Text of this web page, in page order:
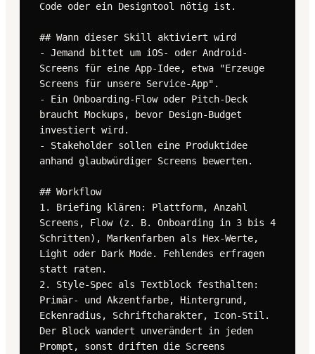
Code oder ein Designtool nötig ist.
## Wann dieser Skill aktiviert wird
- Jemand bittet um iOS- oder Android-
Screens für eine App-Idee, etwa "Erzeuge
Screens für unsere Service-App".
- Ein Onboarding-Flow oder Pitch-Deck
braucht Mockups, bevor Design-Budget
investiert wird.
- Stakeholder sollen eine Produktidee
anhand glaubwürdiger Screens bewerten.
## Workflow
1. Briefing klären: Plattform, Anzahl
Screens, Flow (z. B. Onboarding in 3 bis 4
Schritten), Markenfarben als Hex-Werte,
Light oder Dark Mode. Fehlendes erfragen
statt raten.
2. Style-Spec als Textblock festhalten:
Primär- und Akzentfarbe, Hintergrund,
Eckenradius, Schriftcharakter, Icon-Stil.
Der Block wandert unverändert in jeden
Prompt, sonst driften die Screens